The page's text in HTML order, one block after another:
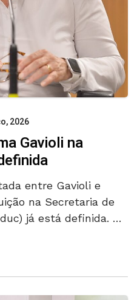
2026
Gavioli na
entre Gavioli e
na Secretaria de
já está definida. A